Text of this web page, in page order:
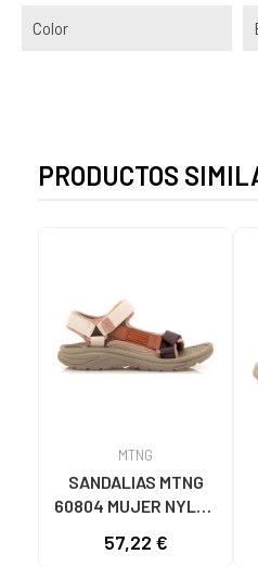
Color
PRODUCTOS
MTNG
SANDALIAS MTNG
60804 MUJER NYLON
TAUPE C59615 - -
57,22 €